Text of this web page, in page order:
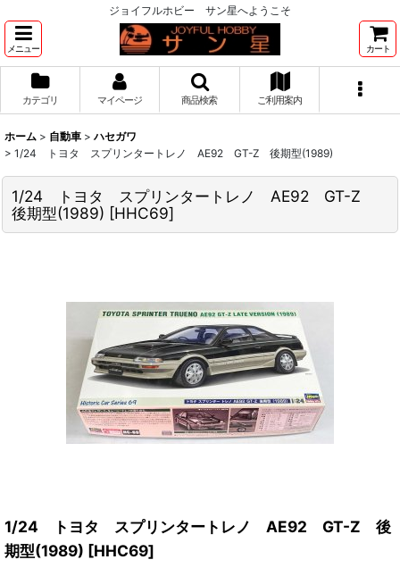
ジョイフルホビー サン星へようこそ
メニュー カート
カテゴリ マイページ 商品検索 ご利用案内
ホーム > 自動車 > ハセガワ
> 1/24 トヨタ スプリンタートレノ AE92 GT-Z 後期型(1989)
1/24 トヨタ スプリンタートレノ AE92 GT-Z
後期型(1989) [HHC69]
1/24 トヨタ スプリンタートレノ AE92 GT-Z 後
期型(1989) [HHC69]